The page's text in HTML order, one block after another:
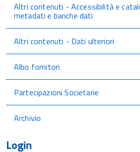
Altri contenuti - Accessibilità e
metadati e banche dati
Altri contenuti - Dati ulteriori
Albo fornitori
Partecipazioni Societarie
Archivio
Login